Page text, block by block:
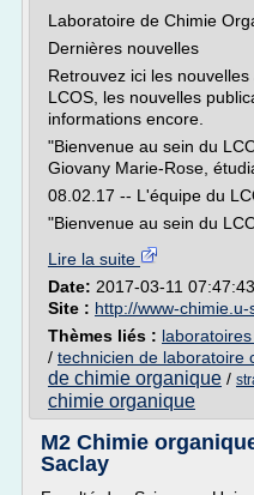
Laboratoire de Chimie
Dernières nouvelles
Retrouvez ici les
LCOS, les nouvelles
informations encore.
"Bienvenue au sein du
Giovany Marie-Rose,
08.02.17 -- L'équipe du
"Bienvenue au sein du
Lire la suite
Date: 2017-03-11 07:47:43
Site : http://www-
Thèmes liés :
/ technicien de laboratoire
de chimie organique /
chimie organique
M2 Chimie
Saclay